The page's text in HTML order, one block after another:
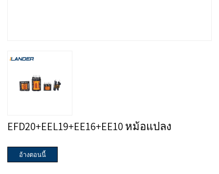
EFD20+EEL19+EE16+EE10 หม้อแปลง
อ้างตอนนี้